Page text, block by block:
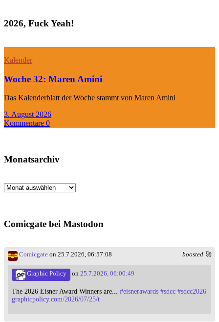
2026, Fuck Yeah!
Kalender
Woche 32: Maren Amini
Das Kalenderblatt der Woche stammt von Maren Amini
3. August 2026
Kommentare 0
Monatsarchiv
Monatsarchiv
Comicgate bei Mastodon
boosted 🚀
Comicgate on 25.7.2026, 06:57:08
Graphic Policy on 25.7.2026, 06:00:49
The 2026 Eisner Award Winners are... #eisnerawards #sdcc #sdcc2026
graphicpolicy.com/2026/07/25/t